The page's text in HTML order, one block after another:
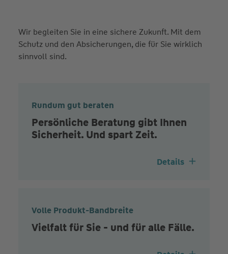
Wir begleiten Sie in eine sichere Zukunft. Mit dem
Schutz und den Absicherungen, die für Sie wirklich
sinnvoll sind.
Rundum gut beraten
Persönliche Beratung gibt Ihnen
Sicherheit. Und spart Zeit.
Details
Volle Produkt-Bandbreite
Vielfalt für Sie - und für alle Fälle.